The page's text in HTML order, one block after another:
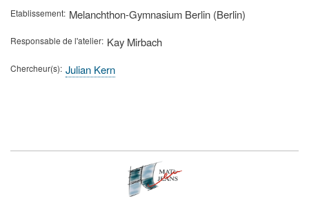
Etablissement Melanchthon-Gymnasium Berlin (Berlin)
Responsable de l'atelier Kay Mirbach
Chercheur(s) Julian Kern